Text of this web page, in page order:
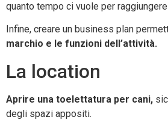
quanto tempo ci vuole per
Infine, creare un business plan
marchio e le funzioni dell’attività.
La location
Aprire una toelettatura per cani,
degli spazi appositi.